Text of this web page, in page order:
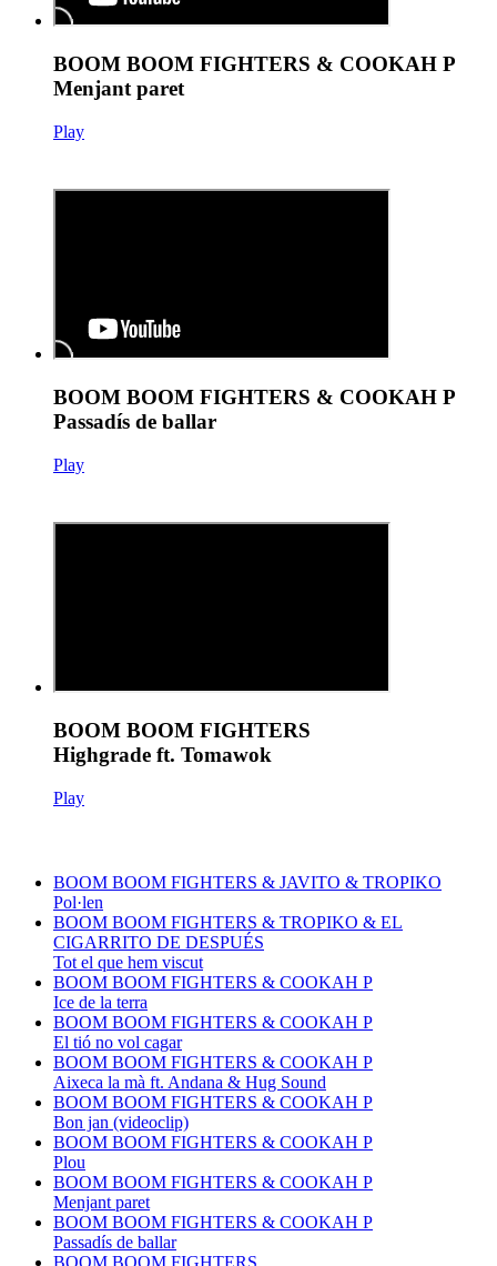
BOOM BOOM FIGHTERS & COOKAH P
Menjant paret
Play
BOOM BOOM FIGHTERS & COOKAH P
Passadís de ballar
Play
BOOM BOOM FIGHTERS
Highgrade ft. Tomawok
Play
BOOM BOOM FIGHTERS & JAVITO & TROPIKO
Pol·len
BOOM BOOM FIGHTERS & TROPIKO & EL
CIGARRITO DE DESPUÉS
Tot el que hem viscut
BOOM BOOM FIGHTERS & COOKAH P
Ice de la terra
BOOM BOOM FIGHTERS & COOKAH P
El tió no vol cagar
BOOM BOOM FIGHTERS & COOKAH P
Aixeca la mà ft. Andana & Hug Sound
BOOM BOOM FIGHTERS & COOKAH P
Bon jan (videoclip)
BOOM BOOM FIGHTERS & COOKAH P
Plou
BOOM BOOM FIGHTERS & COOKAH P
Menjant paret
BOOM BOOM FIGHTERS & COOKAH P
Passadís de ballar